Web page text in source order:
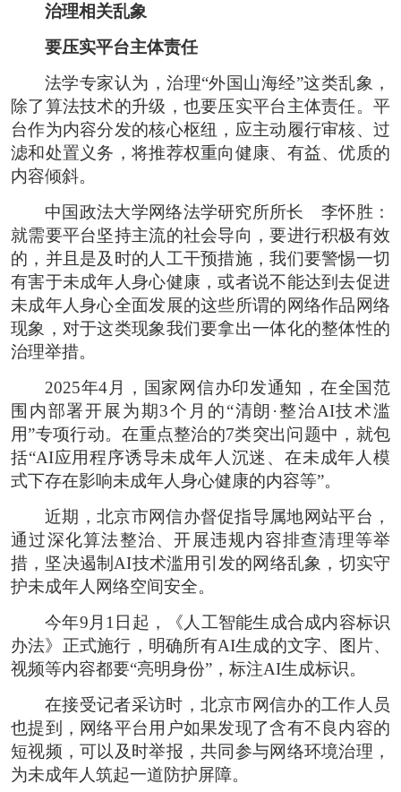
治理相关乱象
要压实平台主体责任
法学专家认为，治理“外国山海经”这类乱象，
除了算法技术的升级，也要压实平台主体责任。平
台作为内容分发的核心枢纽，应主动履行审核、过
滤和处置义务，将推荐权重向健康、有益、优质的
内容倾斜。
中国政法大学网络法学研究所所长 李怀胜：
就需要平台坚持主流的社会导向，要进行积极有效
的，并且是及时的人工干预措施，我们要警惕一切
有害于未成年人身心健康，或者说不能达到去促进
未成年人身心全面发展的这些所谓的网络作品网络
现象，对于这类现象我们要拿出一体化的整体性的
治理举措。
2025年4月，国家网信办印发通知，在全国范
围内部署开展为期3个月的“清朗·整治AI技术滥
用”专项行动。在重点整治的7类突出问题中，就包
括“AI应用程序诱导未成年人沉迷、在未成年人模
式下存在影响未成年人身心健康的内容等”。
近期，北京市网信办督促指导属地网站平台，
通过深化算法整治、开展违规内容排查清理等举
措，坚决遏制AI技术滥用引发的网络乱象，切实守
护未成年人网络空间安全。
今年9月1日起，《人工智能生成合成内容标识
办法》正式施行，明确所有AI生成的文字、图片、
视频等内容都要“亮明身份”，标注AI生成标识。
在接受记者采访时，北京市网信办的工作人员
也提到，网络平台用户如果发现了含有不良内容的
短视频，可以及时举报，共同参与网络环境治理，
为未成年人筑起一道防护屏障。